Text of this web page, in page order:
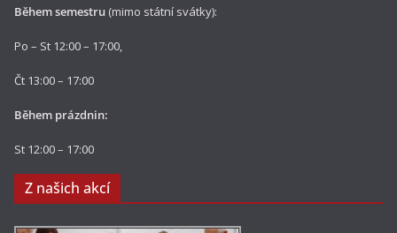
Během semestru (mimo státní svátky):
Po – St 12:00 – 17:00,
Čt 13:00 – 17:00
Během prázdnin:
St 12:00 – 17:00
Z našich akcí